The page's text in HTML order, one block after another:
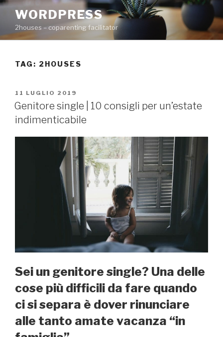
Salta
contenuto
WORDPRESS
2houses – coparenting facilitator
TAG: 2HOUSES
PUBBLICATO
IL
11 LUGLIO 2019
Genitore single | 10 consigli per un’estate
indimenticabile
Sei un genitore single? Una delle
cose più difficili da fare quando
ci si separa è dover rinunciare
alle tanto amate vacanza “in